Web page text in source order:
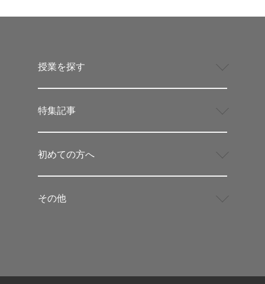
授業を探す
特集記事
初めての方へ
その他